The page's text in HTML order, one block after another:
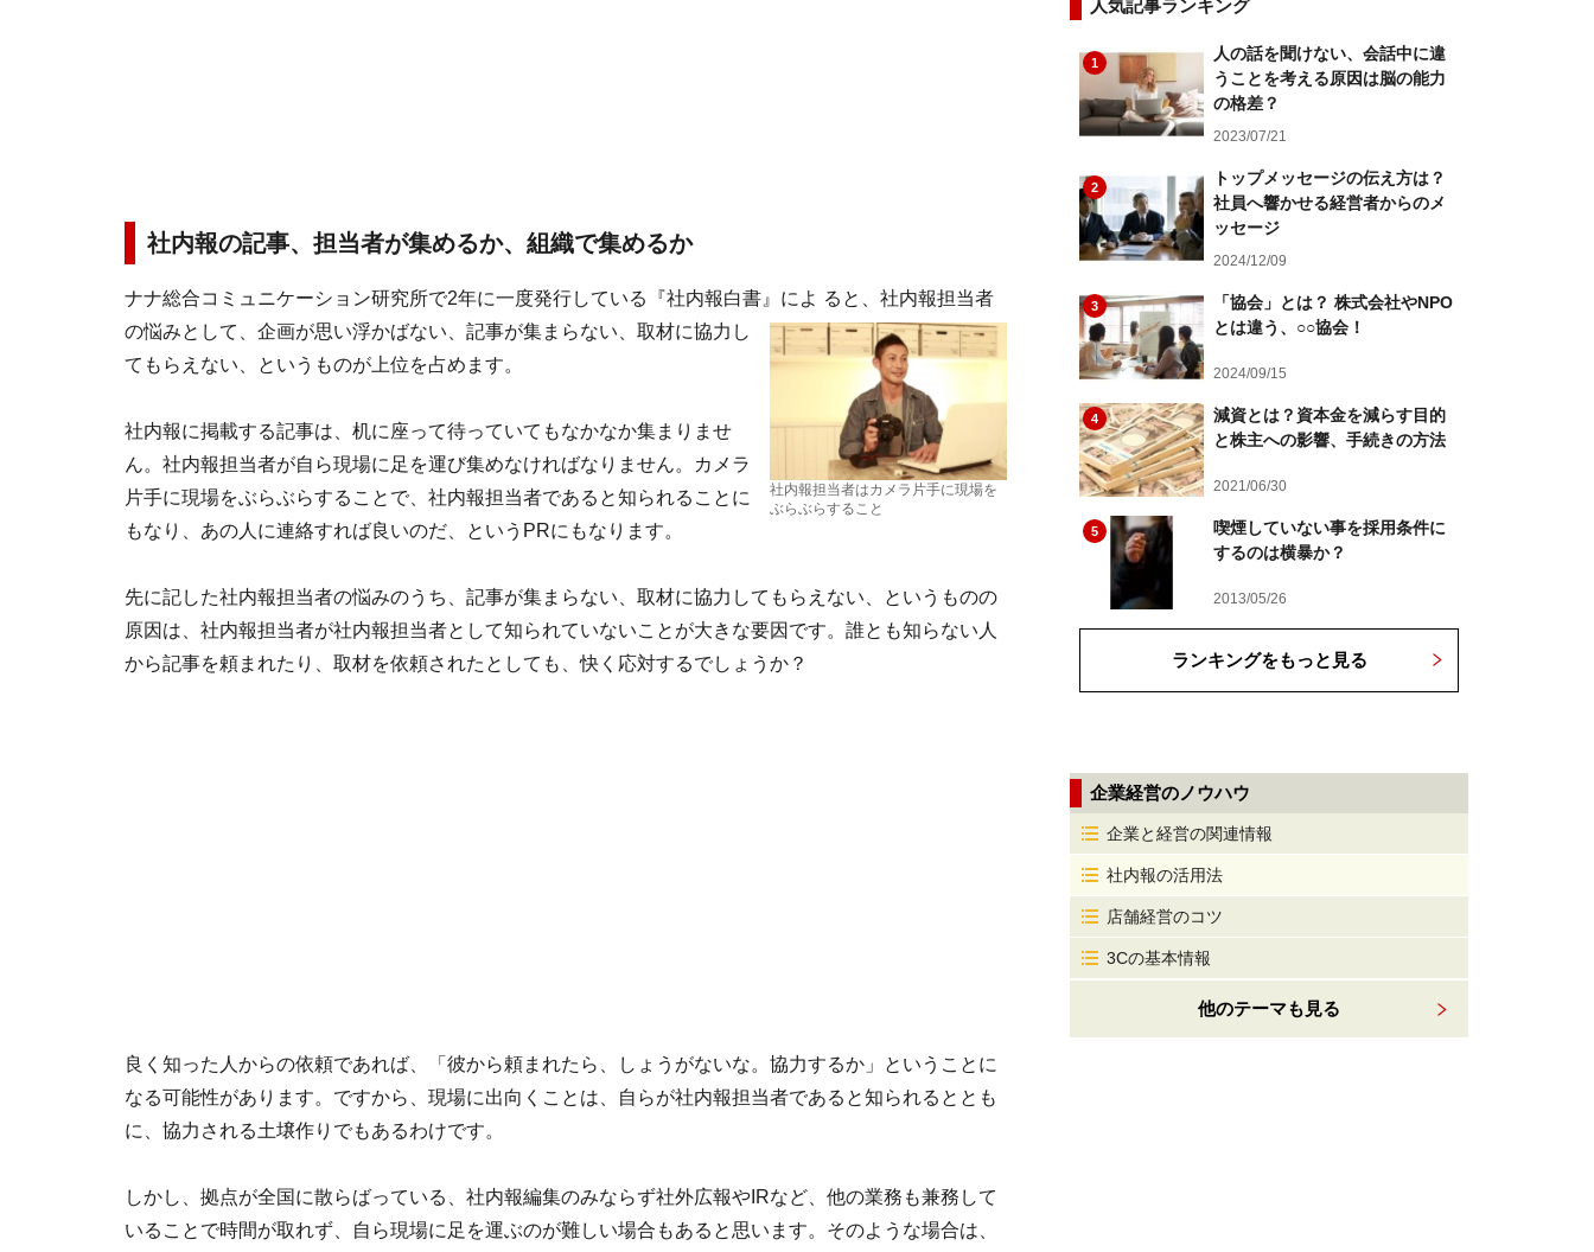
社内報の記事、担当者が集めるか、組織で集めるか
ナナ総合コミュニケーション研究所で2年に一度発行している『社内報白書』によ
社内報担当者はカメラ片手に現場を
ぶらぶらすること
ると、社内報担当者
の悩みとして、企画が思い浮かばない、記事が集まらない、取材に協力し
てもらえない、というものが上位を占めます。
社内報に掲載する記事は、机に座って待っていてもなかなか集まりませ
ん。社内報担当者が自ら現場に足を運び集めなければなりません。カメラ
片手に現場をぶらぶらすることで、社内報担当者であると知られることに
もなり、あの人に連絡すれば良いのだ、というPRにもなります。
先に記した社内報担当者の悩みのうち、記事が集まらない、取材に協力してもらえない、というものの
原因は、社内報担当者が社内報担当者として知られていないことが大きな要因です。誰とも知らない人
から記事を頼まれたり、取材を依頼されたとしても、快く応対するでしょうか？
良く知った人からの依頼であれば、「彼から頼まれたら、しょうがないな。協力するか」ということに
なる可能性があります。ですから、現場に出向くことは、自らが社内報担当者であると知られるととも
に、協力される土壌作りでもあるわけです。
しかし、拠点が全国に散らばっている、社内報編集のみならず社外広報やIRなど、他の業務も兼務して
いることで時間が取れず、自ら現場に足を運ぶのが難しい場合もあると思います。そのような場合は、
人気記事ランキング
1
人の話を聞けない、会話中に違
うことを考える原因は脳の能力
の格差？
2023/07/21
2
トップメッセージの伝え方は？
社員へ響かせる経営者からのメ
ッセージ
2024/12/09
3
「協会」とは？ 株式会社やNPO
とは違う、○○協会！
2024/09/15
4
減資とは？資本金を減らす目的
と株主への影響、手続きの方法
2021/06/30
5
喫煙していない事を採用条件に
するのは横暴か？
2013/05/26
ランキングをもっと見る
企業経営のノウハウ
企業と経営の関連情報
社内報の活用法
店舗経営のコツ
3Cの基本情報
他のテーマも見る